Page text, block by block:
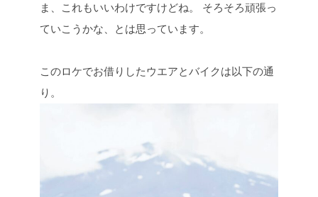
ま、これもいいわけですけどね。
そろそろ頑張っ
ていこうかな、とは思っています。
このロケでお借りしたウエアとバイクは以下の通
り。